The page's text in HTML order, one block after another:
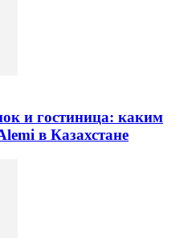
и гостиница: каким
в Казахстане